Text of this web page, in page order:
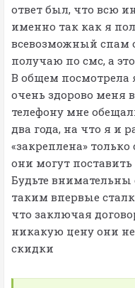
ответ был, что всю
именно так как я
всевозможный спам
получаю по смс, а
В общем посмотрела
очень здорово меня
телефону мне
два года, на что я и
«закреплена»
они могут
Будьте
таким впервые
что заключая
никакую цену они
скидки